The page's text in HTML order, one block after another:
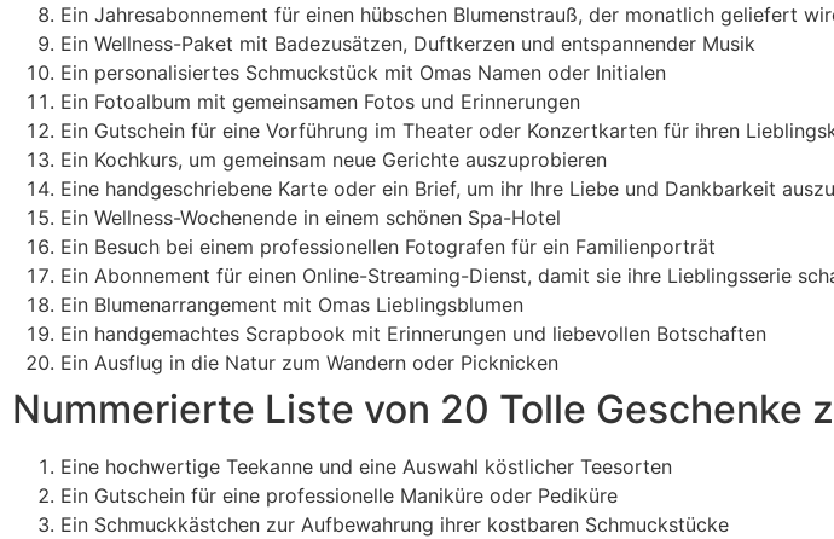
Ein Jahresabonnement für einen hübschen Blumenstrauß, der monatlich geliefert
Ein Wellness-Paket mit Badezusätzen, Duftkerzen und entspannender Musik
Ein personalisiertes Schmuckstück mit Omas Namen oder Initialen
Ein Fotoalbum mit gemeinsamen Fotos und Erinnerungen
Ein Gutschein für eine Vorführung im Theater oder Konzertkarten für ihren
Ein Kochkurs, um gemeinsam neue Gerichte auszuprobieren
Eine handgeschriebene Karte oder ein Brief, um ihr Ihre Liebe und Dankbarkeit
Ein Wellness-Wochenende in einem schönen Spa-Hotel
Ein Besuch bei einem professionellen Fotografen für ein Familienporträt
Ein Abonnement für einen Online-Streaming-Dienst, damit sie ihre Lieblingsserie
Ein Blumenarrangement mit Omas Lieblingsblumen
Ein handgemachtes Scrapbook mit Erinnerungen und liebevollen Botschaften
Ein Ausflug in die Natur zum Wandern oder Picknicken
Nummerierte Liste von 20 Tolle Geschenke
Eine hochwertige Teekanne und eine Auswahl köstlicher Teesorten
Ein Gutschein für eine professionelle Maniküre oder Pediküre
Ein Schmuckkästchen zur Aufbewahrung ihrer kostbaren Schmuckstücke